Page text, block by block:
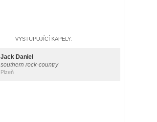
VYSTUPUJÍCÍ KAPELY:
Jack Daniel
southern rock-country
Plzeň